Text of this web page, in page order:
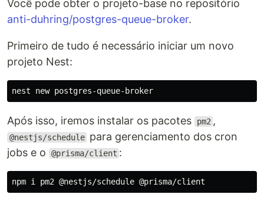
Você pode obter o projeto-base no repositório
anti-duhring/postgres-queue-broker.
Primeiro de tudo é necessário iniciar um novo
projeto Nest:
Após isso, iremos instalar os pacotes pm2 ,
@nestjs/schedule para gerenciamento dos cron
jobs e o
@prisma/client :